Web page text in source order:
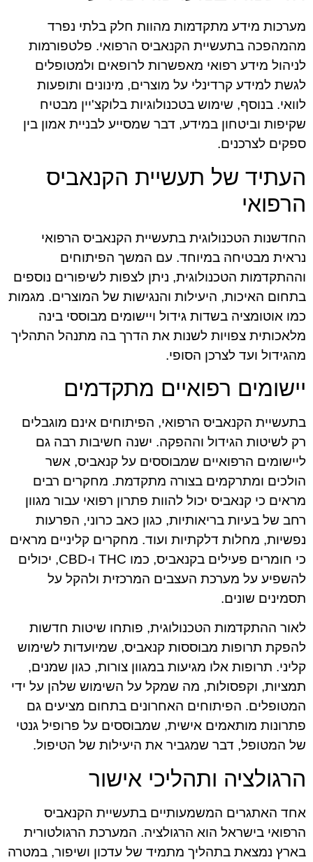
מערכות מידע מתקדמות מהוות חלק בלתי נפרד
מהמהפכה בתעשיית הקנאביס הרפואי. פלטפורמות
לניהול מידע רפואי מאפשרות לרופאים ולמטופלים
לגשת למידע קרדינלי על מוצרים, מינונים ותופעות
לוואי. בנוסף, שימוש בטכנולוגיות בלוקצ'יין מבטיח
שקיפות וביטחון במידע, דבר שמסייע לבניית אמון בין
ספקים לצרכנים.
העתיד של תעשיית הקנאביס
הרפואי
החדשנות הטכנולוגית בתעשיית הקנאביס הרפואי
נראית מבטיחה במיוחד. עם המשך הפיתוחים
וההתקדמות הטכנולוגית, ניתן לצפות לשיפורים נוספים
בתחום האיכות, היעילות והנגישות של המוצרים. מגמות
כמו אוטומציה בשדות גידול ויישומים מבוססי בינה
מלאכותית צפויות לשנות את הדרך בה מתנהל התהליך
מהגידול ועד לצרכן הסופי.
יישומים רפואיים מתקדמים
בתעשיית הקנאביס הרפואי, הפיתוחים אינם מוגבלים
רק לשיטות הגידול וההפקה. ישנה חשיבות רבה גם
ליישומים הרפואיים שמבוססים על קנאביס, אשר
הולכים ומתרקמים בצורה מתקדמת. מחקרים רבים
מראים כי קנאביס יכול להוות פתרון רפואי עבור מגוון
רחב של בעיות בריאותיות, כגון כאב כרוני, הפרעות
נפשיות, מחלות דלקתיות ועוד. מחקרים קליניים מראים
כי חומרים פעילים בקנאביס, כמו THC ו-CBD, יכולים
להשפיע על מערכת העצבים המרכזית ולהקל על
תסמינים שונים.
לאור ההתקדמות הטכנולוגית, פותחו שיטות חדשות
להפקת תרופות מבוססות קנאביס, שמיועדות לשימוש
קליני. תרופות אלו מגיעות במגוון צורות, כגון שמנים,
תמציות, וקפסולות, מה שמקל על השימוש שלהן על ידי
המטופלים. הפיתוחים האחרונים בתחום מציעים גם
פתרונות מותאמים אישית, שמבוססים על פרופיל גנטי
של המטופל, דבר שמגביר את היעילות של הטיפול.
הרגולציה ותהליכי אישור
אחד האתגרים המשמעותיים בתעשיית הקנאביס
הרפואי בישראל הוא הרגולציה. המערכת הרגולטורית
בארץ נמצאת בתהליך מתמיד של עדכון ושיפור, במטרה